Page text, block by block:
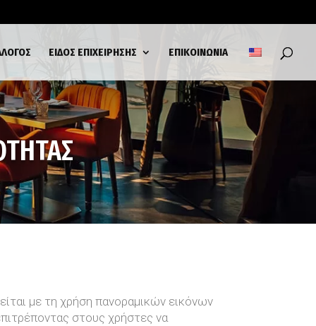
ΕΙΔΟΣ ΕΠΙΧΕΙΡΗΣΗΣ ΕΠΙΚΟΙΝΩΝΙΑ
με τη χρήση πανοραμικών εικόνων
στους χρήστες να